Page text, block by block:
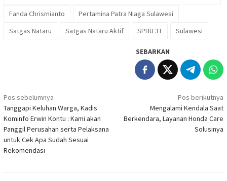
Fanda Chrismianto
Pertamina Patra Niaga Sulawesi
Satgas Nataru
Satgas Nataru Aktif SPBU 3T Sulawesi
SEBARKAN
Navigasi
pos
Pos sebelumnya
Tanggapi Keluhan Warga, Kadis
Kominfo Erwin Kontu : Kami akan
Panggil Perusahan serta Pelaksana
untuk Cek Apa Sudah Sesuai
Rekomendasi
Pos berikutnya
Mengalami Kendala Saat
Berkendara, Layanan Honda Care
Solusinya